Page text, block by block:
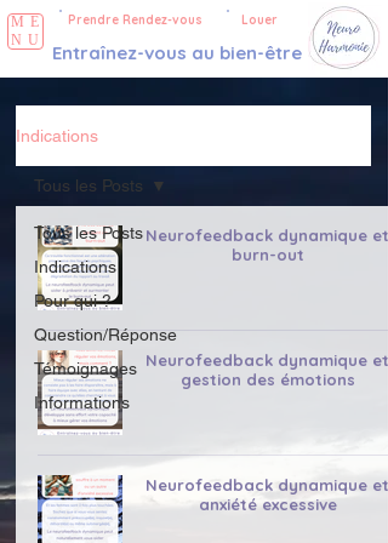
Prendre Rendez-vous
Entraînez-vous au bien-être
Louer
ME
NU
Indications
Tous les Posts
Indications
Pour qui ?
Question/Réponse
Témoignages
Informations
Tous les Posts
Neurofeedback dynamique et
burn-out
Neurofeedback dynamique et
gestion des émotions
Neurofeedback dynamique et
anxiété excessive